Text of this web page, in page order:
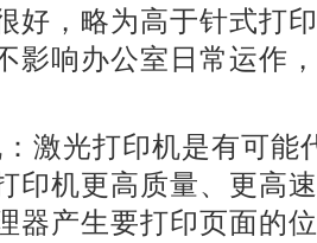
好，略为高于针式打
影响办公室日常运作
激光打印机是有可能
印机更高质量、更高
器产生要打印页面的